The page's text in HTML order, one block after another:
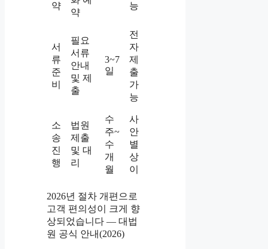
약
약
능
서
류
준
비
필요
서류
안내
및 제
출
3~7
일
전
자
제
출
가
능
소
송
진
행
법원
제출
및 대
리
수
주~
수
개
월
사
안
별
상
이
2026년 절차 개편으로
고객 편의성이 크게 향
상되었습니다 — 대법
원 공식 안내(2026)